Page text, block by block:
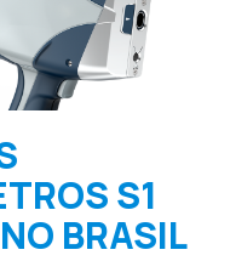
S1
BRASIL